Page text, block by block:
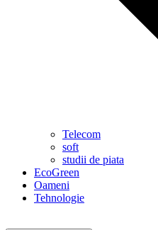
Telecom
soft
studii de piata
EcoGreen
Oameni
Tehnologie